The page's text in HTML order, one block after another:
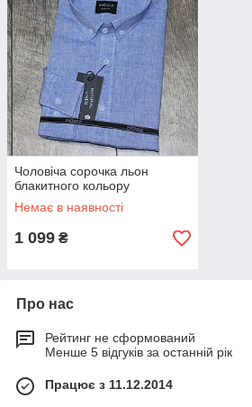
Чоловіча сорочка льон
блакитного кольору
Немає в наявності
1 099 ₴
Про нас
Рейтинг не сформований
Менше 5 відгуків за останній рік
Працює з 11.12.2014